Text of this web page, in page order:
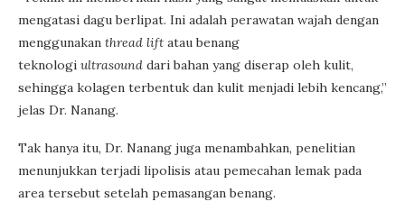
mengatasi dagu berlipat. Ini adalah perawatan wajah dengan
menggunakan thread lift atau benang
teknologi ultrasound dari bahan yang diserap oleh kulit,
sehingga kolagen terbentuk dan kulit menjadi lebih kencang,”
jelas Dr. Nanang.
Tak hanya itu, Dr. Nanang juga menambahkan, penelitian
menunjukkan terjadi lipolisis atau pemecahan lemak pada
area tersebut setelah pemasangan benang.